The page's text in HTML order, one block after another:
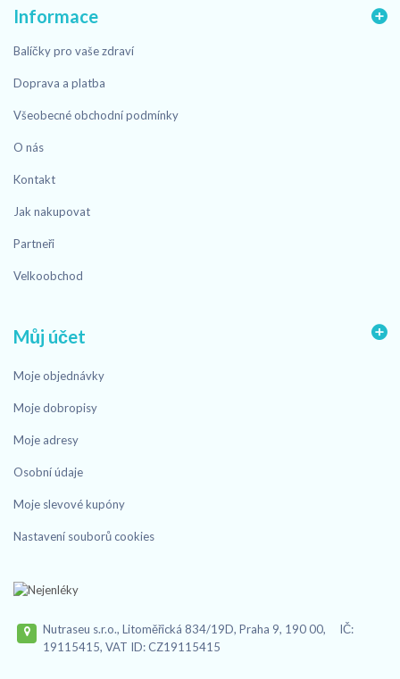
Informace
Balíčky pro vaše zdraví
Doprava a platba
Všeobecné obchodní podmínky
O nás
Kontakt
Jak nakupovat
Partneři
Velkoobchod
Můj účet
Moje objednávky
Moje dobropisy
Moje adresy
Osobní údaje
Moje slevové kupóny
Nastavení souborů cookies
Nutraseu s.r.o., Litoměřická 834/19D, Praha 9, 190 00, IČ:
19115415, VAT ID: CZ19115415